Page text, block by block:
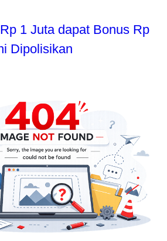
1 Juta dapat Bonus Rp
Dipolisikan